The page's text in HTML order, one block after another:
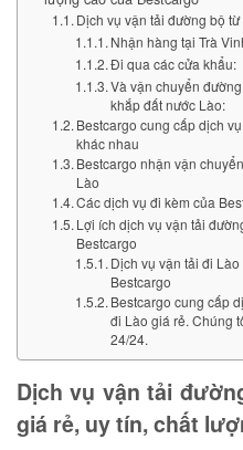
Dịch vụ vận tải đường bộ
Nhận hàng tại Trà
Đi qua các cửa khẩu:
Và vận chuyển
khắp đất nước Lào:
Bestcargo cung cấp dịch
khác nhau
Bestcargo nhận vận
Lào
Các dịch vụ đi kèm của
Lợi ích dịch vụ vận tải
Bestcargo
Dịch vụ vận tải đi
Bestcargo
Bestcargo cung cấp
đi Lào giá rẻ. Chúng
24/24.
Dịch vụ vận tải
giá rẻ, uy tín, chất